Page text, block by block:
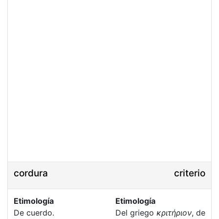
cordura criterio
Etimología
De cuerdo.
Etimología
Del griego κριτήριον, de